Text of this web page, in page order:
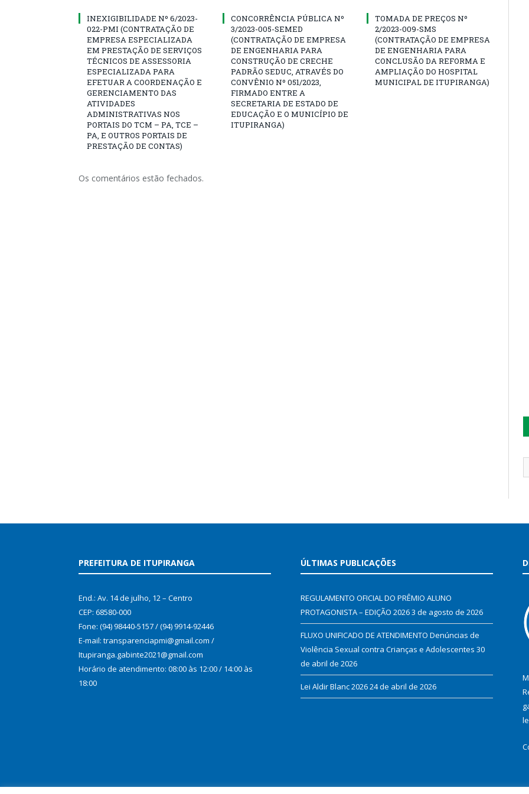
INEXIGIBILIDADE Nº 6/2023-
022-PMI (CONTRATAÇÃO DE
EMPRESA ESPECIALIZADA
EM PRESTAÇÃO DE SERVIÇOS
TÉCNICOS DE ASSESSORIA
ESPECIALIZADA PARA
EFETUAR A COORDENAÇÃO E
GERENCIAMENTO DAS
ATIVIDADES
ADMINISTRATIVAS NOS
PORTAIS DO TCM – PA, TCE –
PA, E OUTROS PORTAIS DE
PRESTAÇÃO DE CONTAS)
CONCORRÊNCIA PÚBLICA Nº
3/2023-005-SEMED
(CONTRATAÇÃO DE EMPRESA
DE ENGENHARIA PARA
CONSTRUÇÃO DE CRECHE
PADRÃO SEDUC, ATRAVÉS DO
CONVÊNIO Nº 051/2023,
FIRMADO ENTRE A
SECRETARIA DE ESTADO DE
EDUCAÇÃO E O MUNICÍPIO DE
ITUPIRANGA)
TOMADA DE PREÇOS Nº
2/2023-009-SMS
(CONTRATAÇÃO DE EMPRESA
DE ENGENHARIA PARA
CONCLUSÃO DA REFORMA E
AMPLIAÇÃO DO HOSPITAL
MUNICIPAL DE ITUPIRANGA)
Os comentários estão fechados.
PREFEITURA DE ITUPIRANGA
End.: Av. 14 de julho, 12 – Centro
CEP: 68580-000
Fone: (94) 98440-5157 / (94) 9914-92446
E-mail: transparenciapmi@gmail.com /
Itupiranga.gabinte2021@gmail.com
Horário de atendimento: 08:00 às 12:00 / 14:00 às
18:00
ÚLTIMAS PUBLICAÇÕES
REGULAMENTO OFICIAL DO PRÊMIO ALUNO
PROTAGONISTA – EDIÇÃO 20263 de agosto de 2026
FLUXO UNIFICADO DE ATENDIMENTO Denúncias de
Violência Sexual contra Crianças e Adolescentes 30
de abril de 2026
Lei Aldir Blanc 202624 de abril de 2026